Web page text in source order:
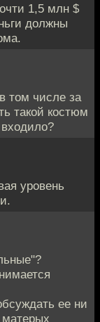
1,5 млн $
должны
том числе за
такой костюм
уровень
ее ни
матерых